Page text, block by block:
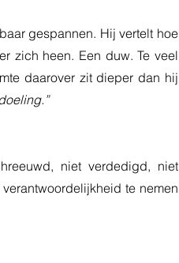
gespannen. Hij vertelt hoe
zich heen. Een duw. Te veel
daarover zit dieper dan hij
niet verdedigd, niet
te nemen